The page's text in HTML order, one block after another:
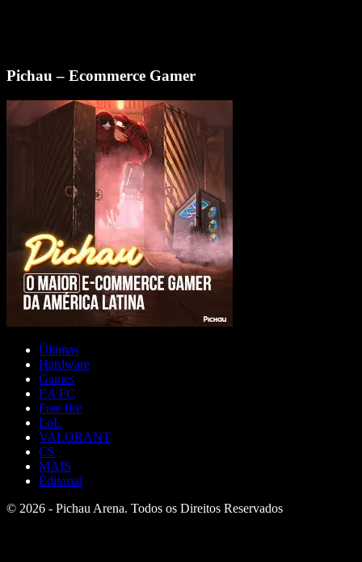
Pichau – Ecommerce Gamer
Últimas
Hardware
Games
EA FC
Free fire
LoL
VALORANT
CS
MAIS
Editorial
© 2026 - Pichau Arena. Todos os Direitos Reservados